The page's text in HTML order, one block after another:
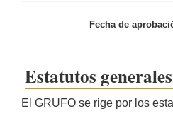
Fecha de
Estatutos generales
El GRUFO se rige por los